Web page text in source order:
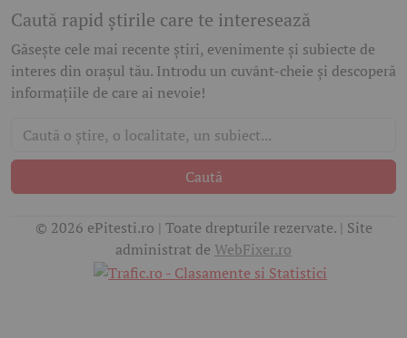
Caută rapid știrile care te interesează
Găsește cele mai recente știri, evenimente și subiecte de
interes din orașul tău. Introdu un cuvânt-cheie și descoperă
informațiile de care ai nevoie!
Caută
© 2026 ePitesti.ro | Toate drepturile rezervate. | Site
administrat de WebFixer.ro